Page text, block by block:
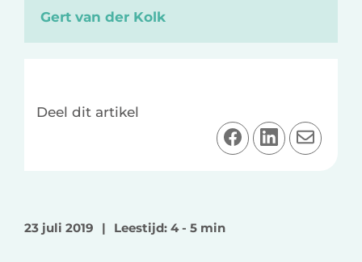
Gert van der Kolk
Deel dit artikel
D
e
D
e
D
e
23 juli 2019 | Leestijd: 4 - 5 min